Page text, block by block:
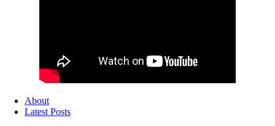
About
Latest Posts